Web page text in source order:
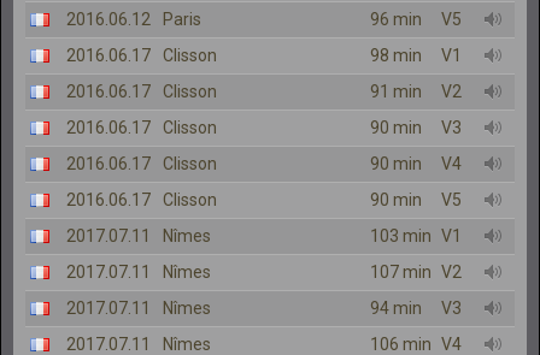
2016.06.12
Paris 96 min
V5
2016.06.17
Clisson 98 min
V1
2016.06.17
Clisson 91 min
V2
2016.06.17
Clisson 90 min
V3
2016.06.17
Clisson 90 min
V4
2016.06.17
Clisson 90 min
V5
2017.07.11
Nîmes 103 min V1
2017.07.11
Nîmes 107 min V2
2017.07.11
Nîmes 94 min
V3
2017.07.11
Nîmes 106 min V4